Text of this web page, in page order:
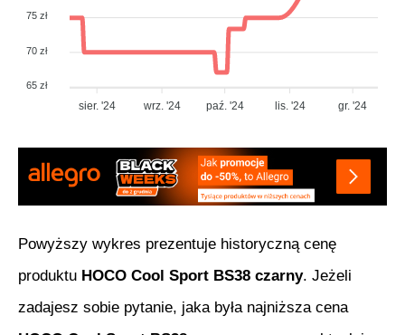
75 zł
70 zł
65 zł
sier. '24 wrz. '24 paź. '24 lis. '24 gr. '24
Powyższy wykres prezentuje historyczną cenę
produktu HOCO Cool Sport BS38 czarny. Jeżeli
zadajesz sobie pytanie, jaka była najniższa cena